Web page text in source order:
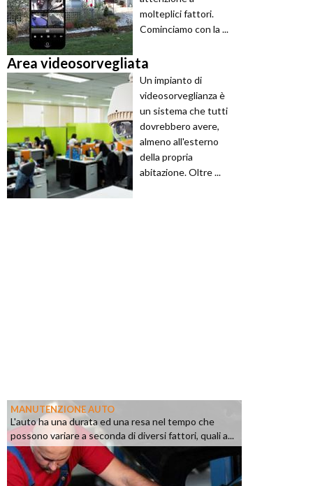
molteplici fattori.
Cominciamo con la ...
Area videosorvegliata
Un impianto di
videosorveglianza è
un sistema che tutti
dovrebbero avere,
almeno all'esterno
della propria
abitazione. Oltre ...
MANUTENZIONE AUTO
L'auto ha una durata ed una resa nel tempo che
possono variare a seconda di diversi fattori, quali a...